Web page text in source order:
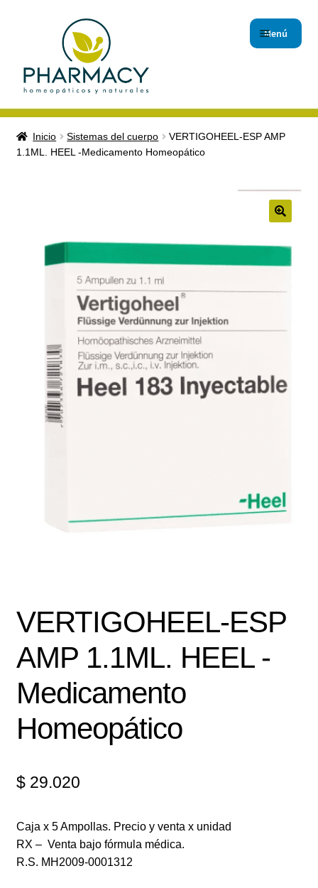
Menú
Inicio
Carrito de compras
Magistrales
Nuestro Blog
Política de protección y tratamiento de datos personales
TÉRMINOS Y CONDICIONES
Tienda
Inicio Sistemas del cuerpo
VERTIGOHEEL-ESP AMP
1.1ML. HEEL -Medicamento Homeopático
VERTIGOHEEL-ESP
AMP 1.1ML. HEEL -
Medicamento
Homeopático
$29.020
Caja x 5 Ampollas. Precio y venta x unidad
RX – Venta bajo fórmula médica.
R.S. MH2009-0001312